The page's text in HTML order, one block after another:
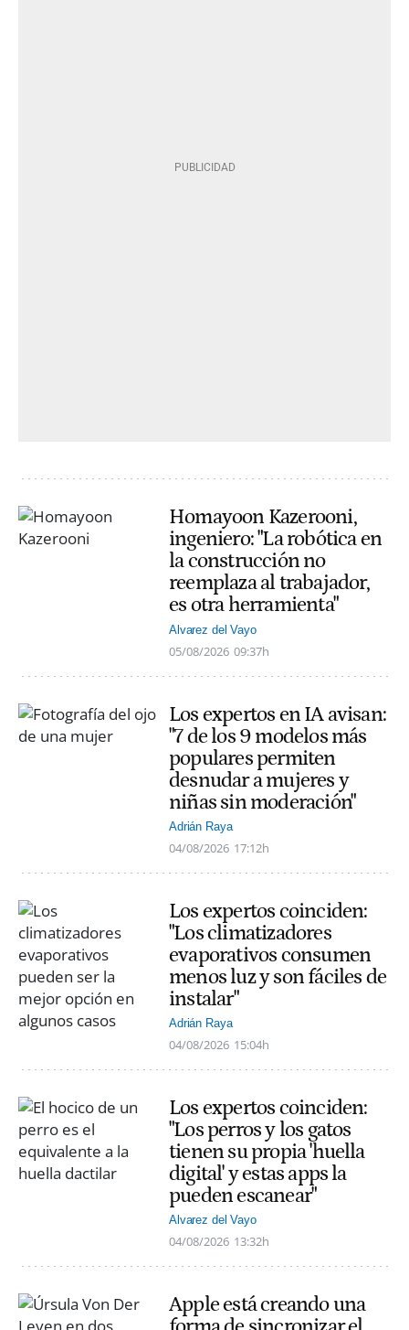
Homayoon Kazerooni,
ingeniero: "La robótica en
la construcción no
reemplaza al trabajador,
es otra herramienta"
Alvarez del Vayo
05/08/2026 09:37h
Los expertos en IA avisan:
"7 de los 9 modelos más
populares permiten
desnudar a mujeres y
niñas sin moderación"
Adrián Raya
04/08/2026 17:12h
Los expertos coinciden:
"Los climatizadores
evaporativos consumen
menos luz y son fáciles de
instalar"
Adrián Raya
04/08/2026 15:04h
Los expertos coinciden:
"Los perros y los gatos
tienen su propia 'huella
digital' y estas apps la
pueden escanear"
Alvarez del Vayo
04/08/2026 13:32h
Apple está creando una